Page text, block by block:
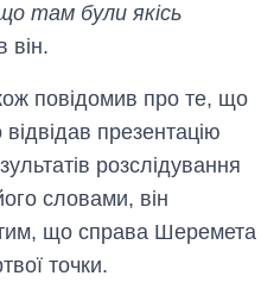
там були якісь
він.
повідомив про те, що
презентацію
розслідування
словами, він
що справа Шеремета
точки.
Експорт зброї:
скільки ракет,
літаків і танків
продала Україна
за роки